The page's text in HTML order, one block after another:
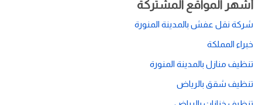
أشهر المواقع المشتركة
شركة نقل عفش بالمدينة المنورة
خبراء المملكة
تنظيف منازل بالمدينة المنورة
تنظيف شقق بالرياض